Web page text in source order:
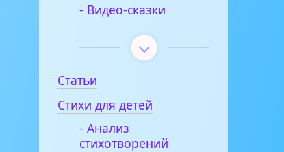
- Видео-сказки
Статьи
Стихи для детей
- Анализ
стихотворений